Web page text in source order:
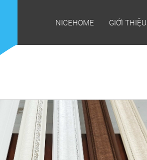
NICEHOME GIỚI THIỆU